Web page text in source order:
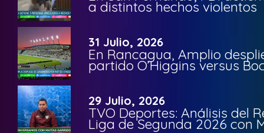
a distintos hechos violentos
31 Julio, 2026
En Rancagua, Amplio
partido O’Higgins versus
29 Julio, 2026
TVO Deportes: Análisis del
Liga de Segunda 2026 con